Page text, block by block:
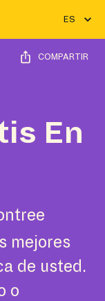
ES
COMPARTIR
En
mejores
de usted.
o